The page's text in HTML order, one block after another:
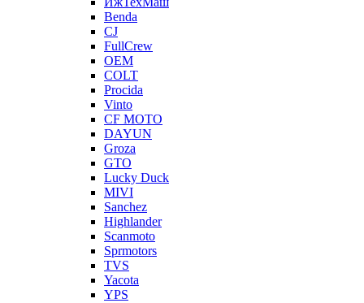
Benda
CJ
FullCrew
OEM
COLT
Procida
Vinto
CF MOTO
DAYUN
Groza
GTO
Lucky Duck
MIVI
Sanchez
Highlander
Scanmoto
Sprmotors
TVS
Yacota
YPS